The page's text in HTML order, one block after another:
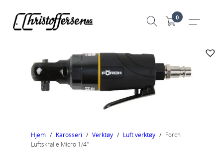
0
Hjem / Karosseri / Verktøy / Luft verktøy / Forch
Luftskralle Micro 1/4″